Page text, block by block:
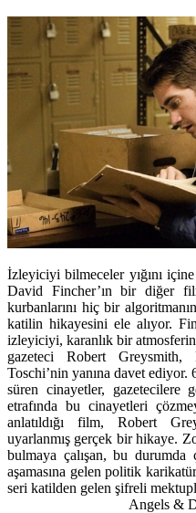
İzleyiciyi bilmeceler yığını içine
David Fincher’ın bir diğer
kurbanlarını hiç bir
katilin hikayesini ele alıyor.
izleyiciyi, karanlık bir
gazeteci Robert
Toschi’nin yanına davet ediyor.
süren cinayetler,
etrafında bu cinayetleri
anlatıldığı film, Robert
uyarlanmış gerçek bir hikaye.
bulmaya çalışan, bu durumda
aşamasına gelen politik
seri katilden gelen şifreli
Angels &